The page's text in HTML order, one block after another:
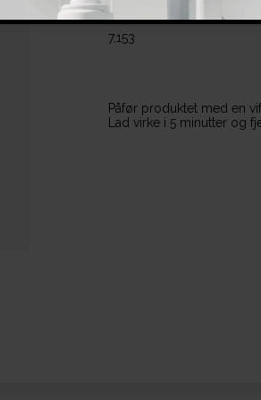
Hyaluronic cryo-
7,153
Påfør produktet med en
Lad virke i 5 minutter og